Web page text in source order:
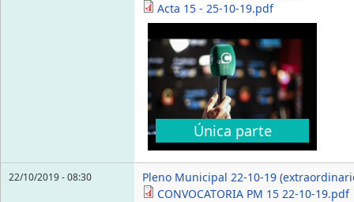
Acta 15 - 25-10-19.pdf
Única parte
22/10/2019 - 08:30
Pleno Municipal 22-10-19
CONVOCATORIA PM 15 22-10-19.pdf